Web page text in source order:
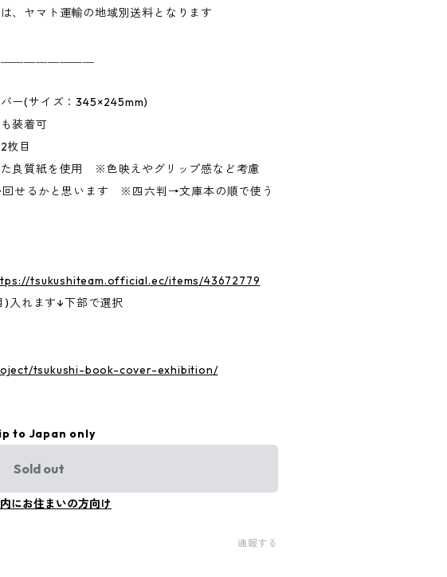
、ヤマト運輸の地域別送料となります
ー(サイズ：345×245mm)
装着可
目
良質紙を使用 ※色映えやグリップ感など考慮
せるかと思います ※四六判→文庫本の順で使う
tsukushiteam.official.ec/items/43672779
入れます↓下部で選択
tsukushi-book-cover-exhibition/
to Japan only
Sold out
にお住まいの方向け
通報する